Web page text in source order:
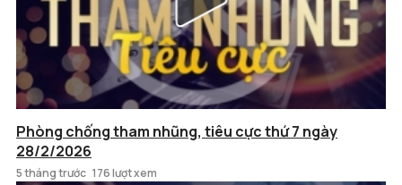
Phòng chống tham nhũng, tiêu cực thứ 7 ngày
28/2/2026
5 tháng trước 176 lượt xem